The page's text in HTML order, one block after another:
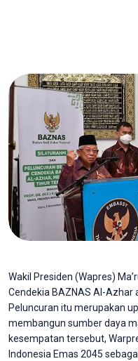
Wakil Presiden (Wapres)
Cendekia BAZNAS Al-Azhar
Peluncuran itu merupakan
membangun sumber daya
kesempatan tersebut,
Indonesia Emas 2045